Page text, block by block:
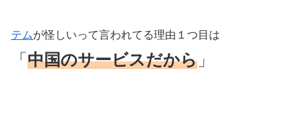
テムが怪しいって言われてる理由１つ目は
「中国のサービスだから 」